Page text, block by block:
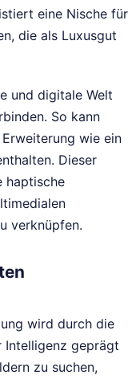
eine Nische für
die als Luxusgut
und digitale Welt
So kann
wie ein
Dieser
haptische
verknüpfen.
wird durch die
Intelligenz geprägt
zu suchen,